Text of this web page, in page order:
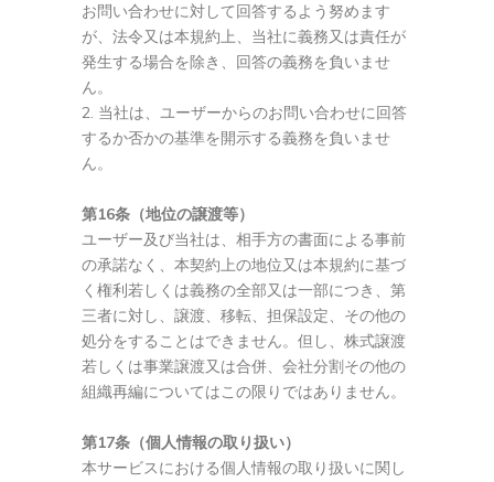
お問い合わせに対して回答するよう努めます
が、法令又は本規約上、当社に義務又は責任が
発生する場合を除き、回答の義務を負いませ
ん。
当社は、ユーザーからのお問い合わせに回答
するか否かの基準を開示する義務を負いませ
ん。
第16条（地位の譲渡等）
ユーザー及び当社は、相手方の書面による事前
の承諾なく、本契約上の地位又は本規約に基づ
く権利若しくは義務の全部又は一部につき、第
三者に対し、譲渡、移転、担保設定、その他の
処分をすることはできません。但し、株式譲渡
若しくは事業譲渡又は合併、会社分割その他の
組織再編についてはこの限りではありません。
第17条（個人情報の取り扱い）
本サービスにおける個人情報の取り扱いに関し